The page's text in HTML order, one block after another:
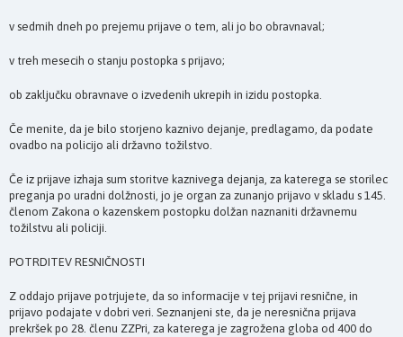
v sedmih dneh po prejemu prijave o tem, ali jo bo obravnaval;
v treh mesecih o stanju postopka s prijavo;
ob zaključku obravnave o izvedenih ukrepih in izidu postopka.
Če menite, da je bilo storjeno kaznivo dejanje, predlagamo, da podate
ovadbo na policijo ali državno tožilstvo.
Če iz prijave izhaja sum storitve kaznivega dejanja, za katerega se storilec
preganja po uradni dolžnosti, jo je organ za zunanjo prijavo v skladu s 145.
členom Zakona o kazenskem postopku dolžan naznaniti državnemu
tožilstvu ali policiji.
POTRDITEV RESNIČNOSTI
Z oddajo prijave potrjujete, da so informacije v tej prijavi resnične, in
prijavo podajate v dobri veri. Seznanjeni ste, da je neresnična prijava
prekršek po 28. členu ZZPri, za katerega je zagrožena globa od 400 do